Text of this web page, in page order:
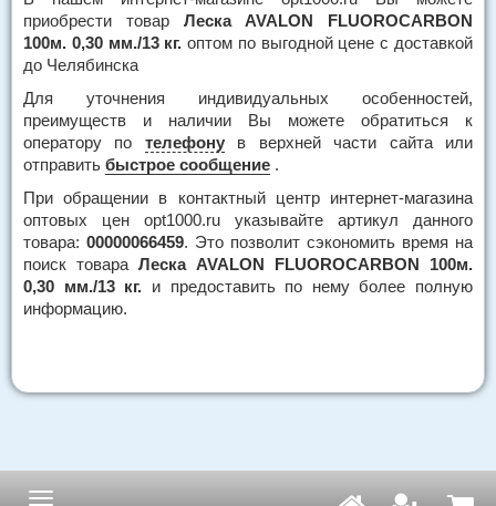
приобрести товар Леска AVALON FLUOROCARBON
100м. 0,30 мм./13 кг. оптом по выгодной цене с доставкой
до Челябинска
Для уточнения индивидуальных особенностей,
преимуществ и наличии Вы можете обратиться к
оператору по телефонув верхней части сайта или
отправить быстрое сообщение .
При обращении в контактный центр интернет-магазина
оптовых цен opt1000.ru указывайте артикул данного
товара: 00000066459. Это позволит сэкономить время на
поиск товара Леска AVALON FLUOROCARBON 100м.
0,30 мм./13 кг. и предоставить по нему более полную
информацию.
Навигация